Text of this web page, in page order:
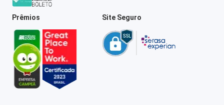
Prêmios Site Seguro